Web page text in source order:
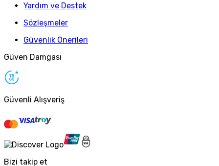
Yardım ve Destek
Sözleşmeler
Güvenlik Önerileri
Güven Damgası
Güvenli Alışveriş
Bizi takip et